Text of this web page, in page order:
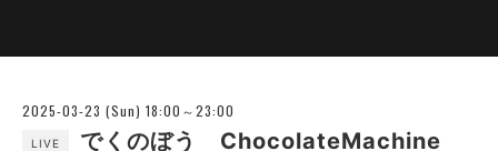
2025-03-23 (Sun) 18:00～23:00
LIVE
でくのぼう ChocolateMachine